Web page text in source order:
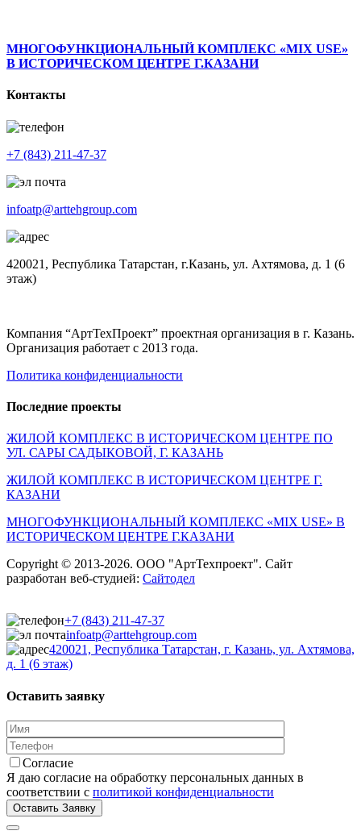
МНОГОФУНКЦИОНАЛЬНЫЙ КОМПЛЕКС «MIX USE»
В ИСТОРИЧЕСКОМ ЦЕНТРЕ Г.КАЗАНИ
Контакты
+7 (843) 211-47-37
infoatp@arttehgroup.com
420021, Республика Татарстан, г.Казань, ул. Ахтямова, д. 1 (6
этаж)
Компания “АртТехПроект” проектная организация в г. Казань.
Организация работает с 2013 года.
Политика конфиденциальности
Последние проекты
ЖИЛОЙ КОМПЛЕКС В ИСТОРИЧЕСКОМ ЦЕНТРЕ ПО
УЛ. САРЫ САДЫКОВОЙ, Г. КАЗАНЬ
ЖИЛОЙ КОМПЛЕКС В ИСТОРИЧЕСКОМ ЦЕНТРЕ Г.
КАЗАНИ
МНОГОФУНКЦИОНАЛЬНЫЙ КОМПЛЕКС «MIX USE» В
ИСТОРИЧЕСКОМ ЦЕНТРЕ Г.КАЗАНИ
Copyright © 2013-2026. ООО "АртТехпроект". Сайт
разработан веб-студией: Сайтодел
+7 (843) 211-47-37
infoatp@arttehgroup.com
420021, Республика Татарстан, г. Казань, ул. Ахтямова,
д. 1 (6 этаж)
Оставить заявку
Согласие
Я даю согласие на обработку персональных данных в
соответствии с политикой конфиденциальности